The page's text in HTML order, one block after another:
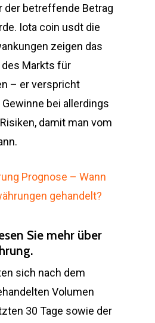
der betreffende Betrag
Iota coin usdt die
zeigen das
Markts für
– er verspricht
bei allerdings
damit man vom
Prognose – Wann
gehandelt?
Sie mehr über
sich nach dem
Volumen
30 Tage sowie der